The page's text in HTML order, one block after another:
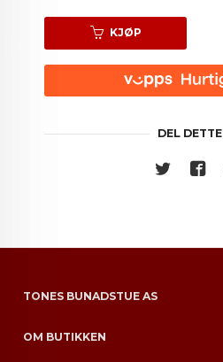
KJØP
DEL DETTE
TONES BUNADSTUE AS
OM BUTIKKEN